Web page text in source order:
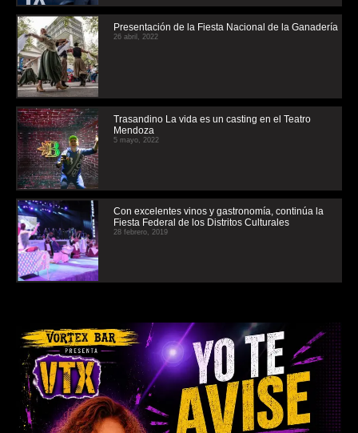
Presentación de la Fiesta Nacional de la Ganadería
26 abril, 2022
Trasandino La vida es un casting en el Teatro
Mendoza
5 mayo, 2022
Con excelentes vinos y gastronomía, continúa la
Fiesta Federal de los Distritos Culturales
28 febrero, 2019